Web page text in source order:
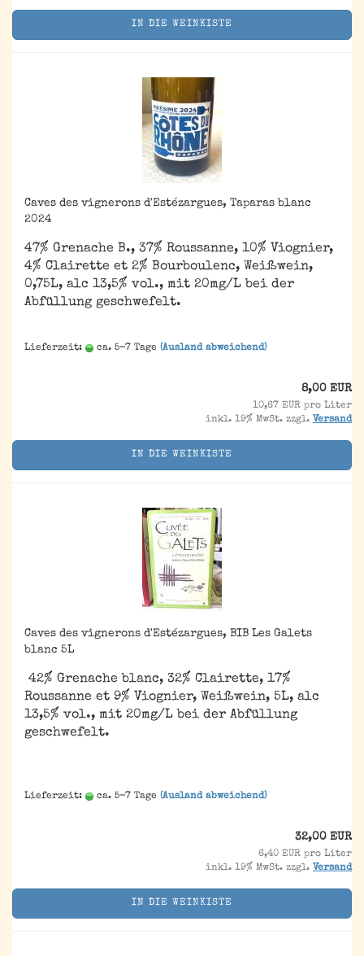
IN DIE WEINKISTE
Caves des vignerons d'Estézargues, Taparas blanc
2024
47% Grenache B., 37% Roussanne, 10% Viognier,
4% Clairette et 2% Bourboulenc, Weißwein,
0,75L, alc 13,5% vol., mit 20mg/L bei der
Abfüllung geschwefelt.
Lieferzeit: ca. 5-7 Tage (Ausland abweichend)
8,00 EUR
10,67 EUR pro Liter
inkl. 19% MwSt. zzgl. Versand
IN DIE WEINKISTE
Caves des vignerons d'Estézargues, BIB Les Galets
blanc 5L
42% Grenache blanc, 32% Clairette, 17%
Roussanne et 9% Viognier, Weißwein, 5L, alc
13,5% vol., mit 20mg/L bei der Abfüllung
geschwefelt.
Lieferzeit: ca. 5-7 Tage (Ausland abweichend)
32,00 EUR
6,40 EUR pro Liter
inkl. 19% MwSt. zzgl. Versand
IN DIE WEINKISTE